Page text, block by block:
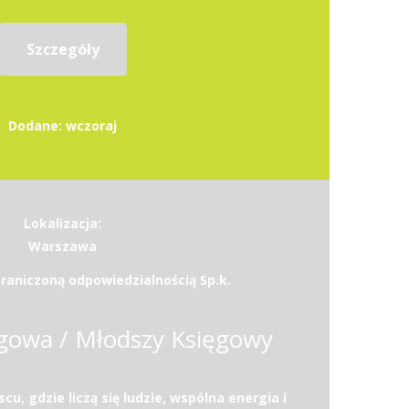
Szczegóły
Dodane: wczoraj
Lokalizacja:
Warszawa
odpowiedzialnością Sp.k.
/ Młodszy Księgowy
gdzie liczą się ludzie, wspólna energia i